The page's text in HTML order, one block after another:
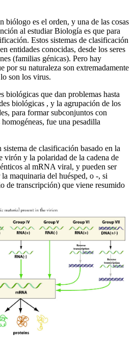
biólogo es el orden, y una de las cosas
al estudiar Biología es que para
Estos sistemas de clasificación
entidades conocidas, desde los seres
(familias génicas). Pero hay
por su naturaleza son extremadamente
son los virus.
biológicas que dan problemas hasta
biológicas , y la agrupación de los
para formar subconjuntos con
fue una pesadilla
de clasificación basado en la
virón y la polaridad de la cadena de
al mRNA viral, y pueden ser
maquinaria del huésped, o -, si
de transcripción) que viene resumido